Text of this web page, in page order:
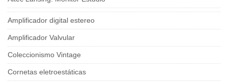
Amplificador digital estereo
Amplificador Valvular
Coleccionismo Vintage
Cornetas eletroestáticas